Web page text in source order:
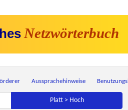
Netzwörterbuch
Aussprachehinweise
Platt > Hoch